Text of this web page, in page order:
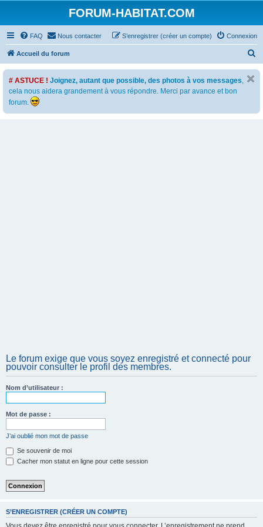
FORUM-HABITAT.COM
FAQ Nous contacter Connexion
S’enregistrer (créer un compte)
Accueil du forum
e
# ASTUCE ! Joignez, autant que possible, des photos à vos messages,
cela nous aidera grandement à vous répondre. Merci par avance et bon
forum.
Le forum exige que vous soyez enregistré et connecté pour
pouvoir consulter le profil des membres.
Nom d’utilisateur :
Mot de passe :
J’ai oublié mon mot de passe
Se souvenir de moi
Cacher mon statut en ligne pour cette session
S’ENREGISTRER (CRÉER UN COMPTE)